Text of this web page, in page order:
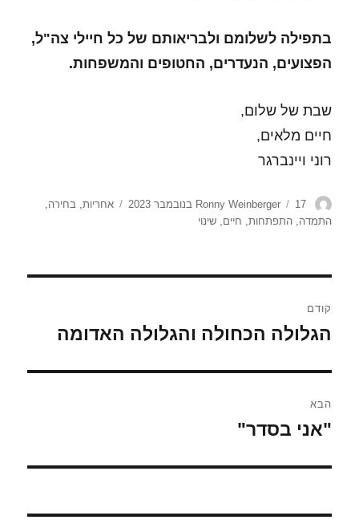
בתפילה לשלומם ולבריאותם של כל חיילי צה"ל,
הפצועים, הנעדרים, החטופים והמשפחות.
שבת של שלום,
חיים מלאים,
רוני ויינברגר
מחבר Ronny Weinberger
פורסם
בתאריך
17 בנובמבר 2023 תגיות
אחריות,בחירה,
התמדה,התפתחות, חיים,שינוי
קודם
הפוסט
הגלולה הכחולה והגלולה האדומה
הבא
הפוסט
"אני בסדר"